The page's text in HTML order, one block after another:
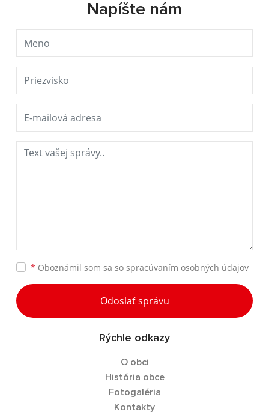
Napíšte nám
* Oboznámil som sa so spracúvaním osobných údajov
Odoslať správu
Rýchle odkazy
O obci
História obce
Fotogaléria
Kontakty